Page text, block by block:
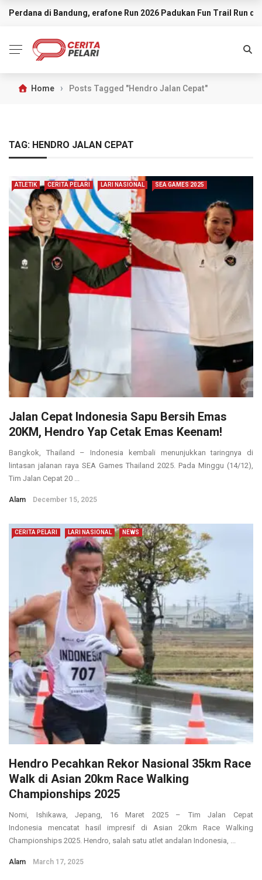
BREAKING NEWS
Perdana di Bandung, erafone Run 2026 Padukan Fun Trail Run
Home › Posts Tagged "Hendro Jalan Cepat"
TAG: HENDRO JALAN CEPAT
ATLETIK CERITA PELARI LARI NASIONAL SEA GAMES 2025
Jalan Cepat Indonesia Sapu Bersih Emas
20KM, Hendro Yap Cetak Emas Keenam!
Bangkok, Thailand – Indonesia kembali menunjukkan taringnya di
lintasan jalanan raya SEA Games Thailand 2025. Pada Minggu (14/12),
Tim Jalan Cepat 20 ...
Alam December 15, 2025
CERITA PELARI LARI NASIONAL NEWS
Hendro Pecahkan Rekor Nasional 35km Race
Walk di Asian 20km Race Walking
Championships 2025
Nomi, Ishikawa, Jepang, 16 Maret 2025 – Tim Jalan Cepat
Indonesia mencatat hasil impresif di Asian 20km Race Walking
Championships 2025. Hendro, salah satu atlet andalan Indonesia, ...
Alam March 17, 2025